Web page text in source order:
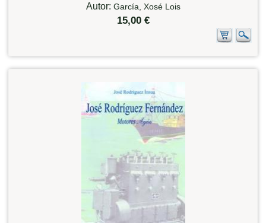
Autor: García, Xosé Lois
15,00 €